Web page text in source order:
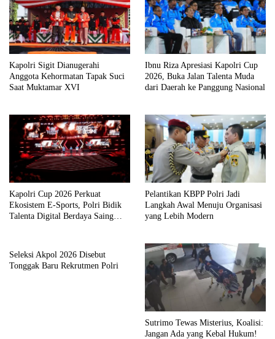
Kapolri Sigit Dianugerahi
Anggota Kehormatan Tapak Suci
Saat Muktamar XVI
Ibnu Riza Apresiasi Kapolri Cup
2026, Buka Jalan Talenta Muda
dari Daerah ke Panggung Nasional
Kapolri Cup 2026 Perkuat
Ekosistem E-Sports, Polri Bidik
Talenta Digital Berdaya Saing
Pelantikan KBPP Polri Jadi
Langkah Awal Menuju Organisasi
yang Lebih Modern
Seleksi Akpol 2026 Disebut
Tonggak Baru Rekrutmen Polri
Sutrimo Tewas Misterius, Koalisi:
Jangan Ada yang Kebal Hukum!